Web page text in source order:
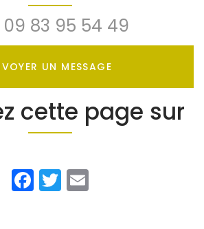
09 83 95 54 49
UN MESSAGE
cette page sur
Facebook
Twitter